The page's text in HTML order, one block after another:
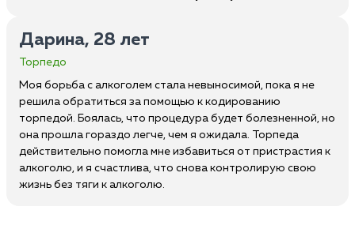
Дарина, 28 лет
Торпедо
Моя борьба с алкоголем стала невыносимой, пока я не
решила обратиться за помощью к кодированию
торпедой. Боялась, что процедура будет болезненной, но
она прошла гораздо легче, чем я ожидала. Торпеда
действительно помогла мне избавиться от пристрастия к
алкоголю, и я счастлива, что снова контролирую свою
жизнь без тяги к алкоголю.